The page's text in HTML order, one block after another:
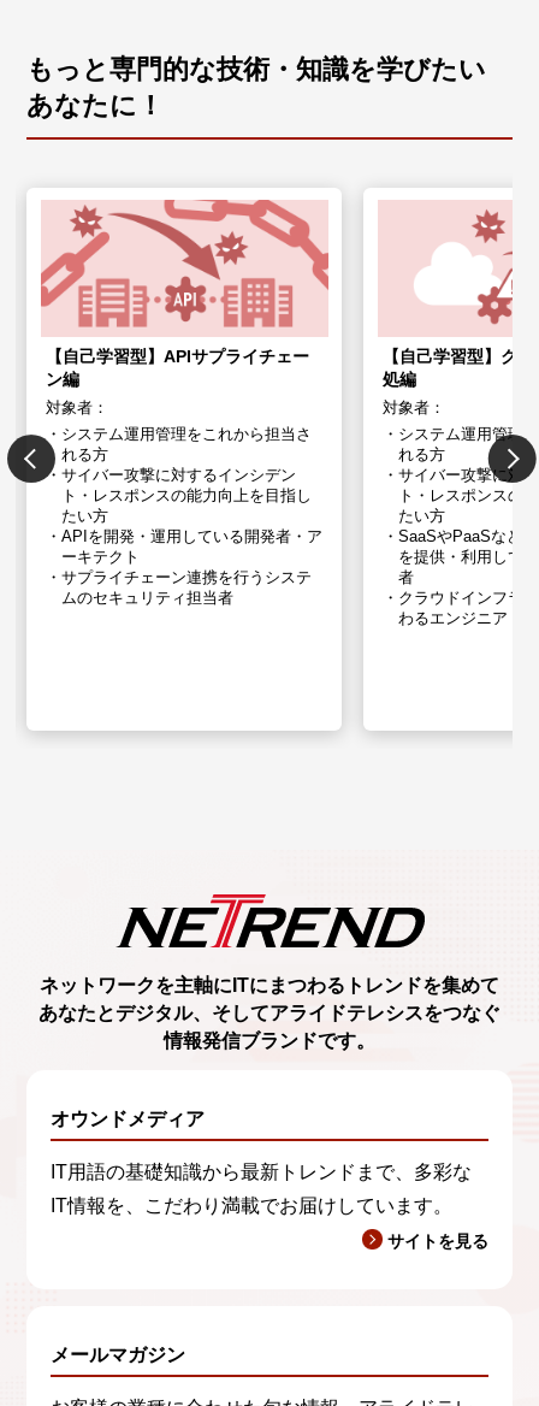
もっと専門的な技術・知識を学びたい
あなたに！
【自己学習型】APIサプライチェー
ン編
対象者：
システム運用管理をこれから担当さ
れる方
サイバー攻撃に対するインシデン
ト・レスポンスの能力向上を目指し
たい方
APIを開発・運用している開発者・ア
ーキテクト
サプライチェーン連携を行うシステ
ムの​セキュリティ担当者
【自己学習型】ク
処編
対象者：
システム運用管理
れる方
サイバー攻撃に対
ト・レスポンスの
たい方
SaaSやPaaSなど
を提供・利用して
者
クラウドインフラ
わるエンジニア
ネットワークを主軸に ITにまつわるトレンドを集めて
あなたとデジタル、 そしてアライドテレシスをつなぐ
情報発信ブランドです。
オウンドメディア
IT用語の基礎知識から最新トレンドまで、多彩な
IT情報を、こだわり満載でお届けしています。
サイトを見る
メールマガジン